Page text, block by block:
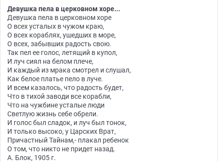
Девушка пела в церковном хоре...
Девушка пела в церковном хоре
О всех усталых в чужом краю,
О всех кораблях, ушедших в море,
О всех, забывших радость свою.
Так пел ее голос, летящий в купол,
И луч сиял на белом плече,
И каждый из мрака смотрел и слушал,
Как белое платье пело в луче.
И всем казалось, что радость будет,
Что в тихой заводи все корабли,
Что на чужбине усталые люди
Светлую жизнь себе обрели.
И голос был сладок, и луч был тонок,
И только высоко, у Царских Врат,
Причастный Тайнам,- плакал ребенок
О том, что никто не придет назад.
А. Блок, 1905 г.